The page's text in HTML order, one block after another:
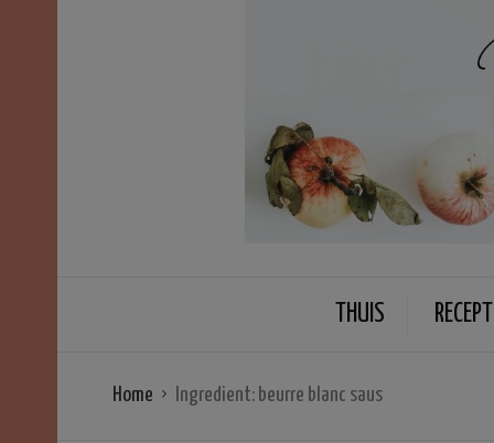
THUIS
Home Ingredient: beurre blanc saus